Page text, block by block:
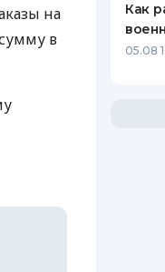
на
в
Как
05.08